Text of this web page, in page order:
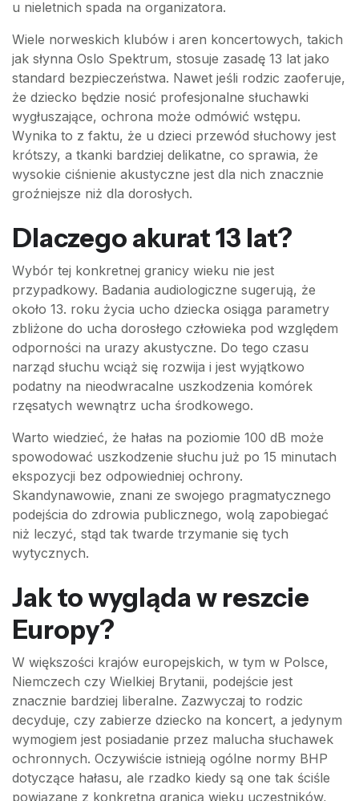
u nieletnich spada na organizatora.
Wiele norweskich klubów i aren koncertowych, takich
jak słynna Oslo Spektrum, stosuje zasadę 13 lat jako
standard bezpieczeństwa. Nawet jeśli rodzic zaoferuje,
że dziecko będzie nosić profesjonalne słuchawki
wygłuszające, ochrona może odmówić wstępu.
Wynika to z faktu, że u dzieci przewód słuchowy jest
krótszy, a tkanki bardziej delikatne, co sprawia, że
wysokie ciśnienie akustyczne jest dla nich znacznie
groźniejsze niż dla dorosłych.
Dlaczego akurat 13 lat?
Wybór tej konkretnej granicy wieku nie jest
przypadkowy. Badania audiologiczne sugerują, że
około 13. roku życia ucho dziecka osiąga parametry
zbliżone do ucha dorosłego człowieka pod względem
odporności na urazy akustyczne. Do tego czasu
narząd słuchu wciąż się rozwija i jest wyjątkowo
podatny na nieodwracalne uszkodzenia komórek
rzęsatych wewnątrz ucha środkowego.
Warto wiedzieć, że hałas na poziomie 100 dB może
spowodować uszkodzenie słuchu już po 15 minutach
ekspozycji bez odpowiedniej ochrony.
Skandynawowie, znani ze swojego pragmatycznego
podejścia do zdrowia publicznego, wolą zapobiegać
niż leczyć, stąd tak twarde trzymanie się tych
wytycznych.
Jak to wygląda w reszcie
Europy?
W większości krajów europejskich, w tym w Polsce,
Niemczech czy Wielkiej Brytanii, podejście jest
znacznie bardziej liberalne. Zazwyczaj to rodzic
decyduje, czy zabierze dziecko na koncert, a jedynym
wymogiem jest posiadanie przez malucha słuchawek
ochronnych. Oczywiście istnieją ogólne normy BHP
dotyczące hałasu, ale rzadko kiedy są one tak ściśle
powiązane z konkretną granicą wieku uczestników,